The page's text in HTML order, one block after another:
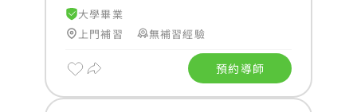
大學畢業
上門補習
無補習經驗
預約導師